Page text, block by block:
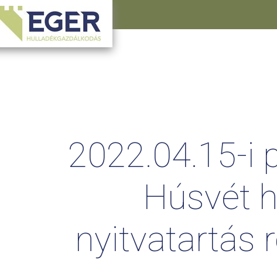
2022.04.15-i
Húsvét
nyitvatartás